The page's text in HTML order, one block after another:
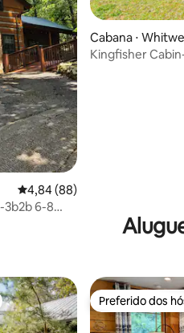
4,84 de uma avaliação média
4,84 (88)
3b2b 6-8
Cabana ⋅ Whitwell
Kingfisher
dos hóspedes Preferido dos
Preferido dos